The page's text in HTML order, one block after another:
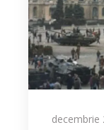
decembrie